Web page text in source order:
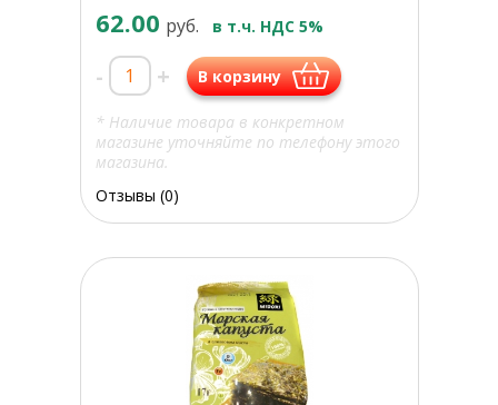
62.00 руб. в т.ч. НДС 5%
- + В корзину
* Наличие товара в конкретном
магазине уточняйте по телефону этого
магазина.
Отзывы (0)